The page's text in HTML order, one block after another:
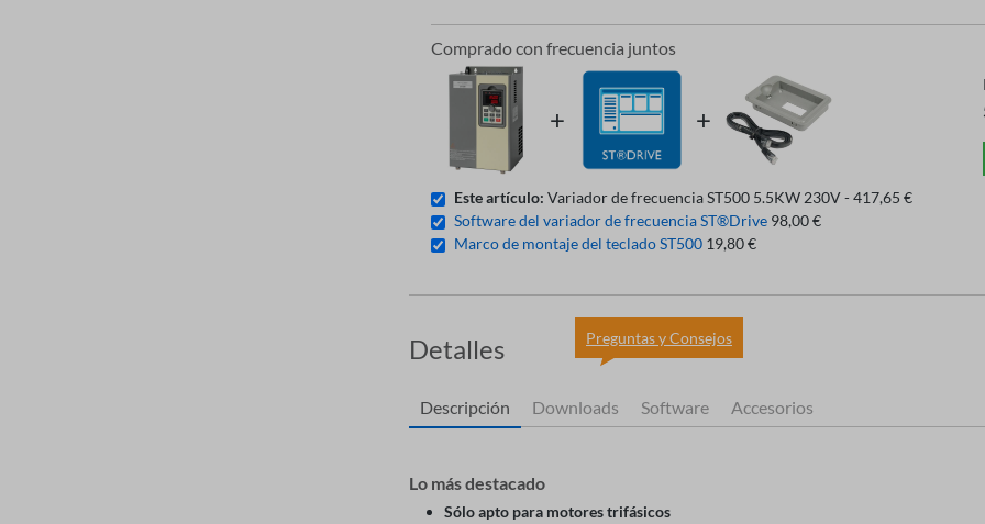
Comprado con frecuencia juntos
Este artículo: Variador de frecuencia ST500 5.5KW 230V - 417,65 €
Software del variador de frecuencia ST®Drive 98,00 €
Marco de montaje del teclado ST500 19,80 €
Detalles Preguntas y Consejos
Descripción Downloads Software Accesorios
Lo más destacado
Sólo apto para motores trifásicos